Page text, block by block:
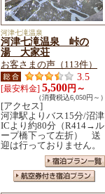
河津七滝温泉
河津七滝温泉 峠の
湯 大家荘
お客さまの声（113件）
3.5
[最安料金] 5,500円～
（消費税込6,050円～）
[アクセス]
河津駅よりバス15分/沼津
ICより約80分（R414→ル
ープ橋下って左折） 送
迎は行っておりません。